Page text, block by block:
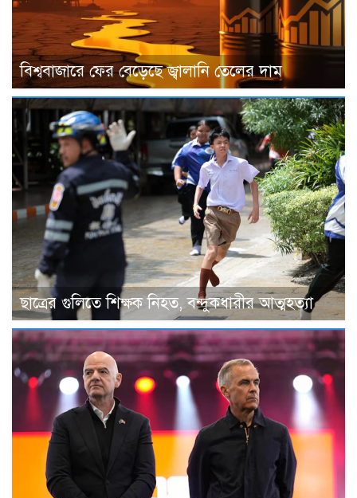
বিশ্ববাজারে ফের বেড়েছে জ্বালানি তেলের দাম
ছাত্রের গুলিতে শিক্ষক নিহত, বন্দুকধারীর আত্মহত্যা